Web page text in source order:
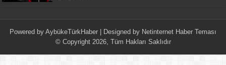
Powered by AybükeTürkHaber | Designed by Netinternet Haber Teması
© Copyright 2026, Tüm Hakları Saklıdır